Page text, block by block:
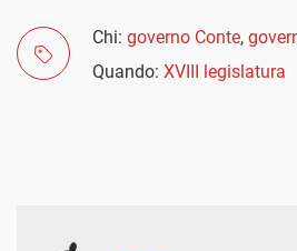
Chi: governo Conte,
Quando: XVIII legislatura